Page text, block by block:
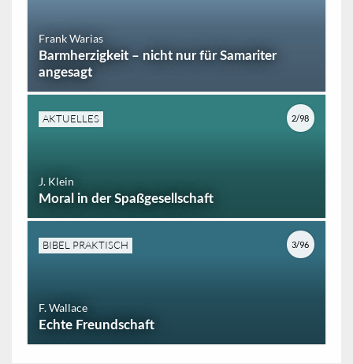
Frank Warias
Barmherzigkeit – nicht nur für Samariter
angesagt
AKTUELLES
J. Klein
Moral in der Spaßgesellschaft
2/98
BIBEL PRAKTISCH
F. Wallace
Echte Freundschaft
3/96